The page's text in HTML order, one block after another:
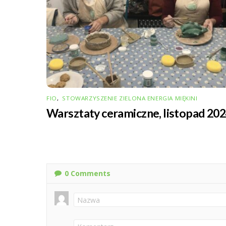
FIO, STOWARZYSZENIE ZIELONA ENERGIA MIĘKINI
Warsztaty ceramiczne, listopad
0 Comments